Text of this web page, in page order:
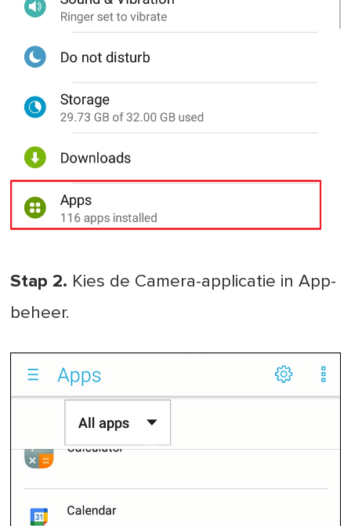
Stap 2. Kies de Camera-applicatie in App-
beheer.